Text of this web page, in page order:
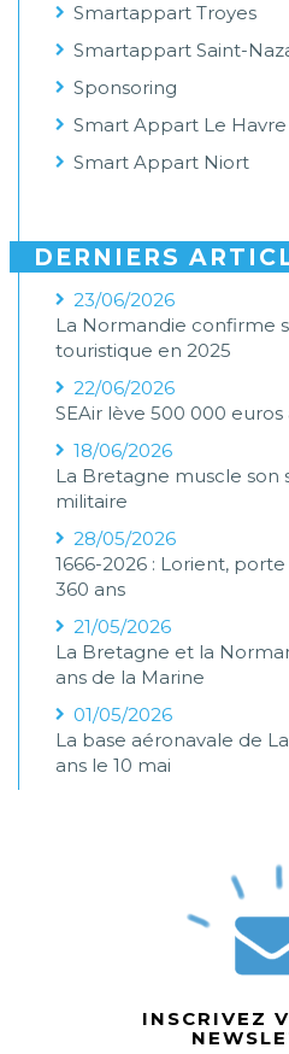
Smartappart Troyes
Smartappart Saint-
Sponsoring
Smart Appart Le Havre
Smart Appart Niort
DERNIERS
23/06/2026
La Normandie confirme
touristique en 2025
22/06/2026
SEAir lève 500 000
18/06/2026
La Bretagne muscle son
militaire
28/05/2026
1666-2026 : Lorient,
360 ans
21/05/2026
La Bretagne et la
ans de la Marine
01/05/2026
La base aéronavale de
ans le 10 mai
INSCRIVEZ